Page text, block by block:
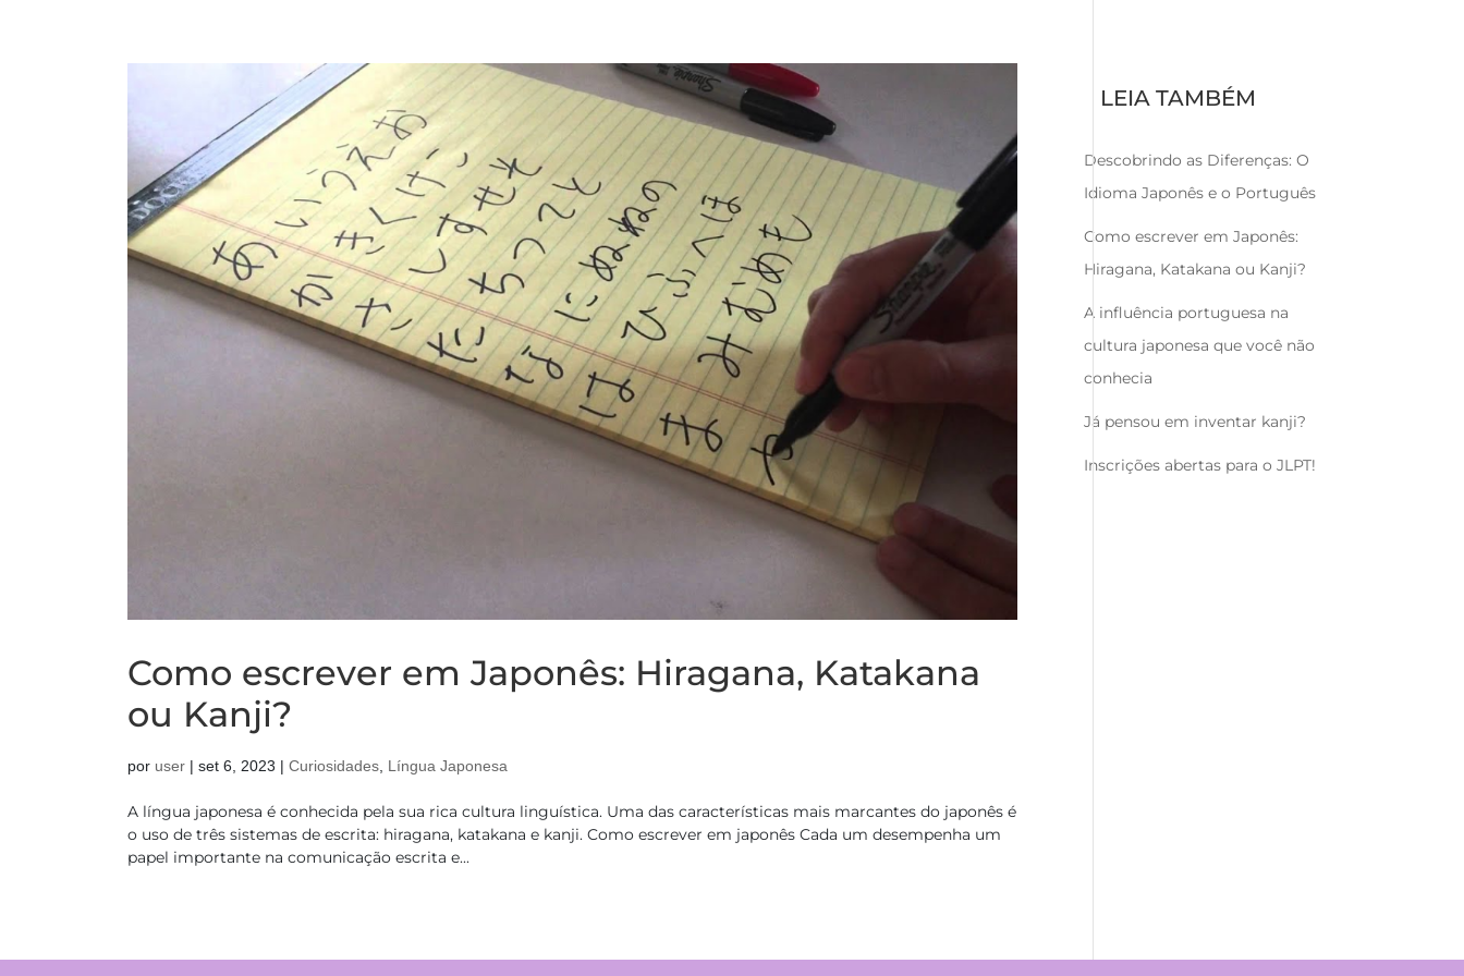
Como escrever em Japonês: Hiragana, Katakana
ou Kanji?
por user | set 6, 2023 | Curiosidades Língua Japonesa
A língua japonesa é conhecida pela sua rica cultura linguística. Uma das características mais marcantes do japonês é
o uso de três sistemas de escrita: hiragana, katakana e kanji. Como escrever em japonês Cada um desempenha um
papel importante na comunicação escrita e...
LEIA TAMBÉM
Descobrindo as Diferenças: O
Idioma Japonês e o Português
Como escrever em Japonês:
Hiragana, Katakana ou Kanji?
A influência portuguesa na
cultura japonesa que você não
conhecia
Já pensou em inventar kanji?
Inscrições abertas para o JLPT!